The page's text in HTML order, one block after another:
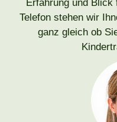
Erfahrung und
Telefon stehen wir
ganz gleich ob